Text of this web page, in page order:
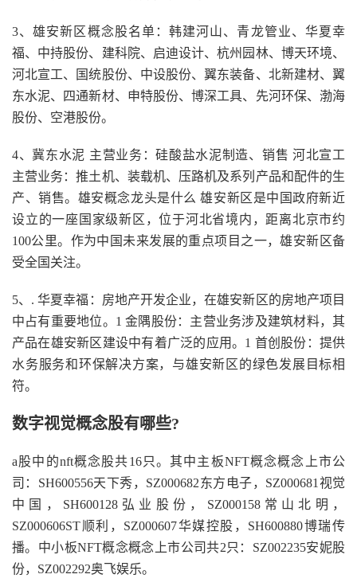
3、雄安新区概念股名单：韩建河山、青龙管业、华夏幸
福、中持股份、建科院、启迪设计、杭州园林、博天环境、
河北宣工、国统股份、中设股份、翼东装备、北新建材、翼
东水泥、四通新材、申特股份、博深工具、先河环保、渤海
股份、空港股份。
4、冀东水泥 主营业务：硅酸盐水泥制造、销售 河北宣工
主营业务：推土机、装载机、压路机及系列产品和配件的生
产、销售。雄安概念龙头是什么 雄安新区是中国政府新近
设立的一座国家级新区，位于河北省境内，距离北京市约
100公里。作为中国未来发展的重点项目之一，雄安新区备
受全国关注。
5、. 华夏幸福：房地产开发企业，在雄安新区的房地产项目
中占有重要地位。1 金隅股份：主营业务涉及建筑材料，其
产品在雄安新区建设中有着广泛的应用。1 首创股份：提供
水务服务和环保解决方案，与雄安新区的绿色发展目标相
符。
数字视觉概念股有哪些?
a股中的nft概念股共16只。其中主板NFT概念概念上市公
司：SH600556天下秀，SZ000682东方电子，SZ000681视觉
中国，SH600128弘业股份，SZ000158常山北明，
SZ000606ST顺利，SZ000607华媒控股，SH600880博瑞传
播。中小板NFT概念概念上市公司共2只：SZ002235安妮股
份，SZ002292奥飞娱乐。